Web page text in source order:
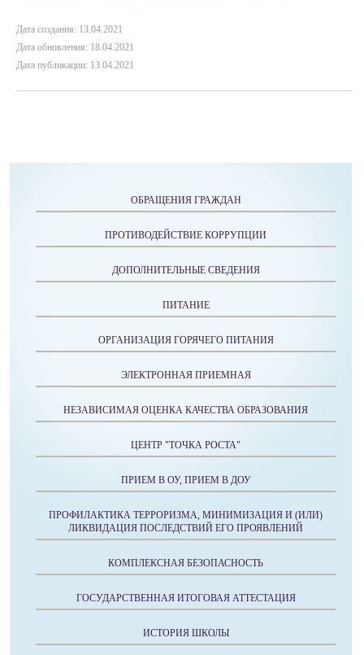
Дата создания: 13.04.2021
Дата обновления: 18.04.2021
Дата публикации: 13.04.2021
ОБРАЩЕНИЯ ГРАЖДАН
ПРОТИВОДЕЙСТВИЕ КОРРУПЦИИ
ДОПОЛНИТЕЛЬНЫЕ СВЕДЕНИЯ
ПИТАНИЕ
ОРГАНИЗАЦИЯ ГОРЯЧЕГО ПИТАНИЯ
ЭЛЕКТРОННАЯ ПРИЕМНАЯ
НЕЗАВИСИМАЯ ОЦЕНКА КАЧЕСТВА ОБРАЗОВАНИЯ
ЦЕНТР "ТОЧКА РОСТА"
ПРИЕМ В ОУ, ПРИЕМ В ДОУ
ПРОФИЛАКТИКА ТЕРРОРИЗМА, МИНИМИЗАЦИЯ И (ИЛИ)
ЛИКВИДАЦИЯ ПОСЛЕДСТВИЙ ЕГО ПРОЯВЛЕНИЙ
КОМПЛЕКСНАЯ БЕЗОПАСНОСТЬ
ГОСУДАРСТВЕННАЯ ИТОГОВАЯ АТТЕСТАЦИЯ
ИСТОРИЯ ШКОЛЫ